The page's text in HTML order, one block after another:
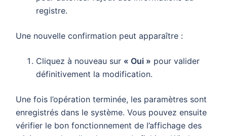
registre.
Une nouvelle confirmation peut apparaître :
Cliquez à nouveau sur « Oui » pour valider
définitivement la modification.
Une fois l’opération terminée, les paramètres sont
enregistrés dans le système. Vous pouvez ensuite
vérifier le bon fonctionnement de l’affichage des